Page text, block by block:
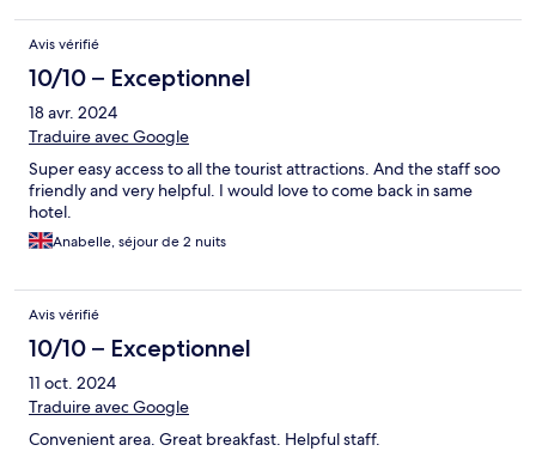
Avis vérifié
10/10 – Exceptionnel
18 avr. 2024
Traduire avec Google
Super easy access to all the tourist attractions. And the staff soo
friendly and very helpful. I would love to come back in same
hotel.
Anabelle, séjour de 2 nuits
Avis vérifié
10/10 – Exceptionnel
11 oct. 2024
Traduire avec Google
Convenient area. Great breakfast. Helpful staff.